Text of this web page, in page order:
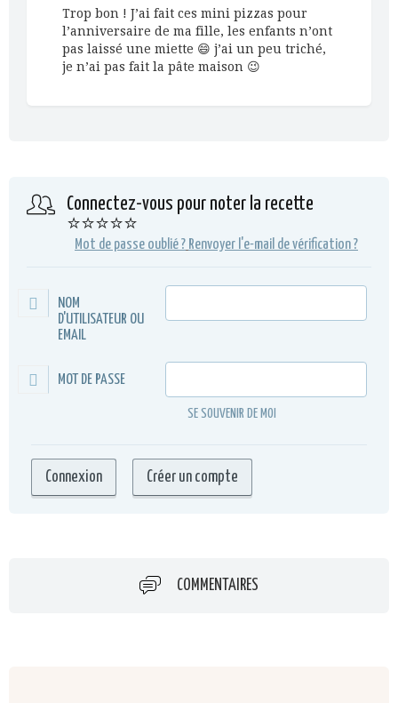
Trop bon ! J’ai fait ces mini pizzas pour
l’anniversaire de ma fille, les enfants n’ont
pas laissé une miette 😄 j’ai un peu triché,
je n’ai pas fait la pâte maison 😉
Connectez-vous pour noter la recette
⭐⭐⭐⭐⭐
Mot de passe oublié ? Renvoyer l'e-mail de vérification ?
NOM
D'UTILISATEUR OU
EMAIL
MOT DE PASSE
SE SOUVENIR DE MOI
COMMENTAIRES